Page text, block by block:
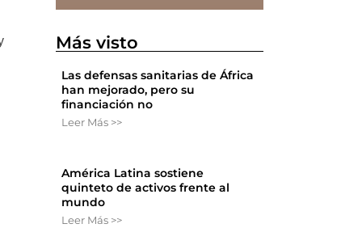
Más visto
Las defensas sanitarias de África
han mejorado, pero su
financiación no
Leer Más >>
América Latina sostiene
quinteto de activos frente al
mundo
Leer Más >>